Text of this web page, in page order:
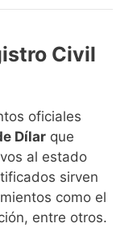
Civil
oficiales
Dílar que
al estado
sirven
como el
entre otros.